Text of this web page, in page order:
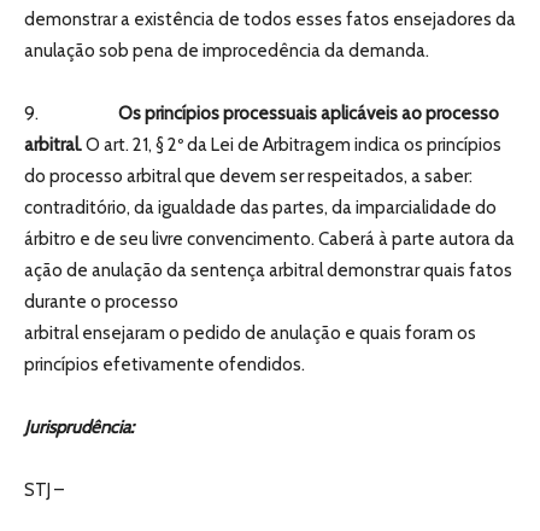
demonstrar a existência de todos esses fatos ensejadores da
anulação sob pena de improcedência da demanda.
9. Os princípios processuais aplicáveis ao processo
arbitral.O art. 21, § 2º da Lei de Arbitragem indica os princípios
do processo arbitral que devem ser respeitados, a saber:
contraditório, da igualdade das partes, da imparcialidade do
árbitro e de seu livre convencimento. Caberá à parte autora da
ação de anulação da sentença arbitral demonstrar quais fatos
durante o processo
arbitral ensejaram o pedido de anulação e quais foram os
princípios efetivamente ofendidos.
Jurisprudência:
STJ –